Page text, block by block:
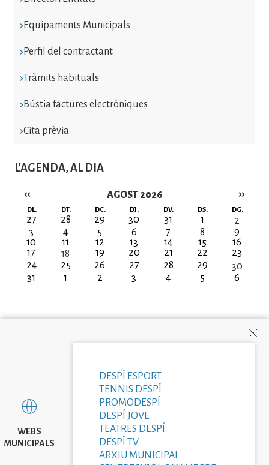
Equipaments Municipals
Perfil del contractant
Tràmits habituals
Bústia factures electròniques
Cita prèvia
L'AGENDA, AL DIA
AGOST 2026
Paginació
‹‹ ››
DL. DT. DC. DJ. DV. DS. DG.
27 28 29 30 31 1
2
3
4 5 6 7 8
9
10
11 12 13 14 15
16
17
18 19 20 21 22
23
24
25 26 27 28 29
30
31
1 2 3 4 5 6
WEBS
MUNICIPALS
DESPÍ ESPORT
TENNIS DESPÍ
PROMODESPÍ
DESPÍ JOVE
TEATRES DESPÍ
DESPÍ TV
ARXIU MUNICIPAL